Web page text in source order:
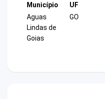
Município
Aguas
Lindas de
Goias
UF
GO